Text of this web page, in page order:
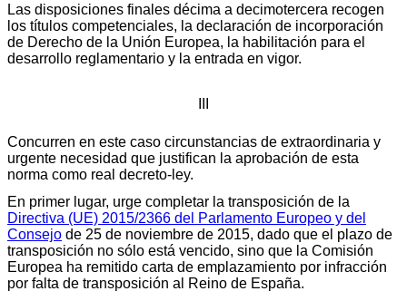
Las disposiciones finales décima a decimotercera recogen
los títulos competenciales, la declaración de incorporación
de Derecho de la Unión Europea, la habilitación para el
desarrollo reglamentario y la entrada en vigor.
Concurren en este caso circunstancias de extraordinaria y
urgente necesidad que justifican la aprobación de esta
norma como real decreto-ley.
En primer lugar, urge completar la transposición de la
Directiva (UE) 2015/2366 del Parlamento Europeo y del
Consejo de 25 de noviembre de 2015, dado que el plazo de
transposición no sólo está vencido, sino que la Comisión
Europea ha remitido carta de emplazamiento por infracción
por falta de transposición al Reino de España.